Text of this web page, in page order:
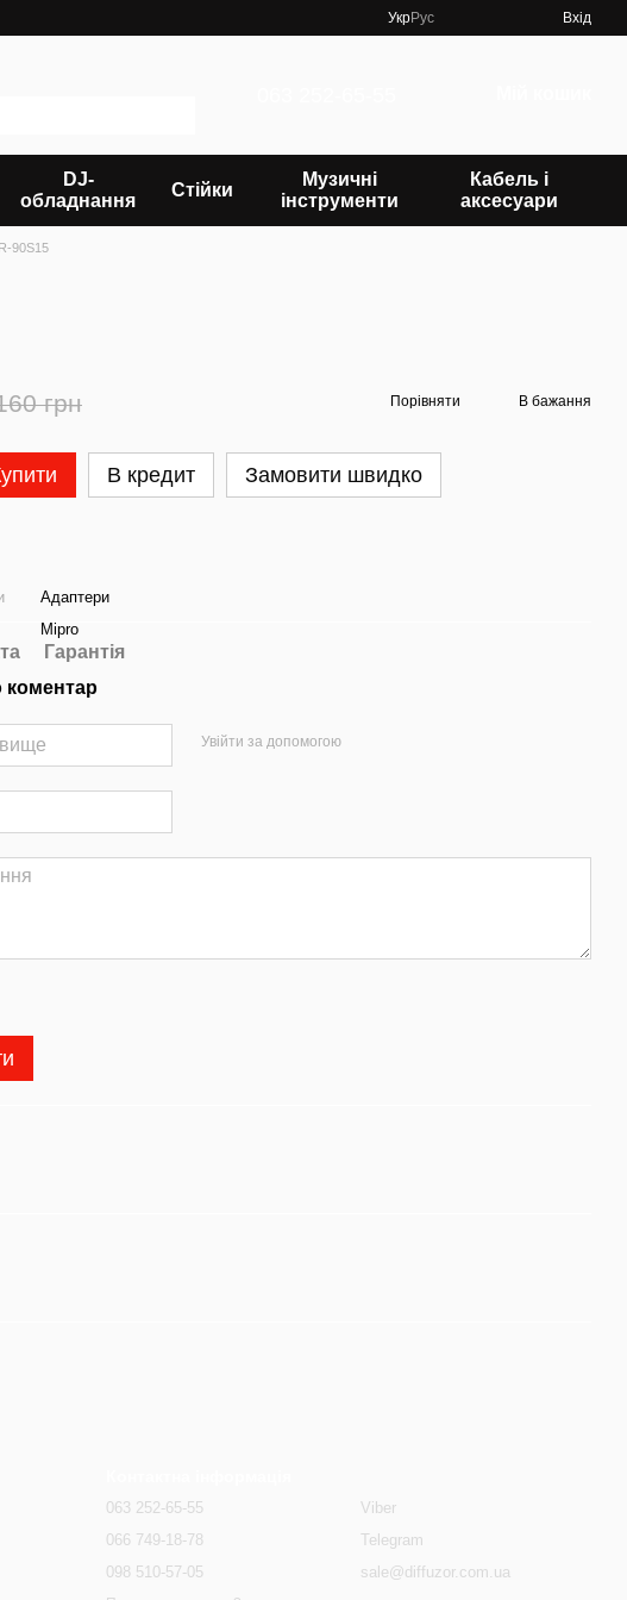
УкрРус Вхід
DJ-
обладнання
Стійки
Музичні
інструменти
Кабель і
аксесуари
90S15
грн Порівняти В бажання
В кредит Замовити швидко
Адаптери
Mipro
Гарантія
коментар
Увійти за допомогою
063 252-65-55
066 749-18-78
098 510-57-05
Viber
Telegram
sale@diffuzor.com.ua